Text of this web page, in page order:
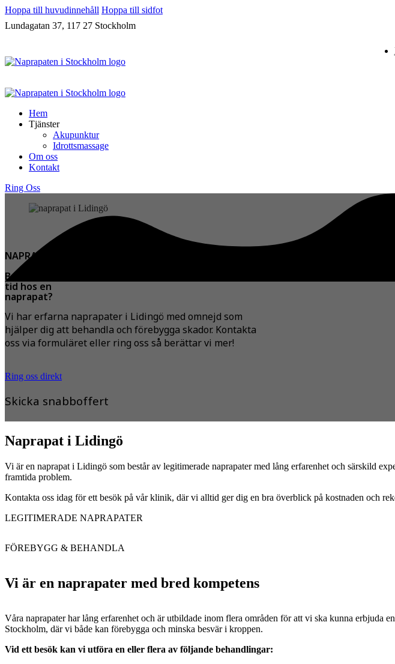
Hoppa till huvudinnehåll Hoppa till sidfot
Lundagatan 37, 117 27 Stockholm
Hem
Tjänster
Akupunktur
Idrottsmassage
Om oss
Kontakt
Ring Oss
NAPRAPAT LIDINGÖ
Behöver du boka
tid hos en
naprapat?
Vi har erfarna naprapater i Lidingö med omnejd som
hjälper dig att behandla och förebygga skador. Kontakta
oss via formuläret eller ring oss så berättar vi mer!
Ring oss direkt
Skicka snabboffert
Naprapat i Lidingö
Vi är en naprapat i Lidingö som består av legitimerade naprapater med lång erfarenhet och särskild
framtida problem.
Kontakta oss idag för ett besök på vår klinik, där vi alltid ger dig en bra överblick på kostnaden och
LEGITIMERADE NAPRAPATER
Vi är en naprapater med bred kompetens
Våra naprapater har lång erfarenhet och är utbildade inom flera områden för att vi ska kunna erbjuda
Stockholm, där vi både kan förebygga och minska besvär i kroppen.
Vid ett besök kan vi utföra en eller flera av följande behandlingar:
FÖREBYGG & BEHANDLA